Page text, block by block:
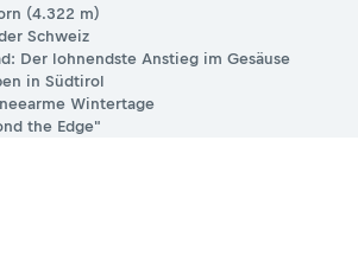
(4.322 m)
Schweiz
Der lohnendste Anstieg im Gesäuse
in Südtirol
Wintertage
the Edge"